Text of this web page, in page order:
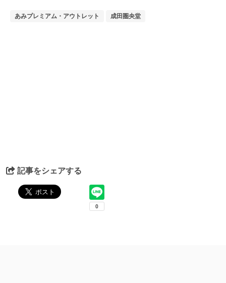
あみプレミアム・アウトレット 成田圏央堂
記事をシェアする